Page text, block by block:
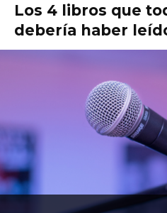
Los 4 libros que
debería haber